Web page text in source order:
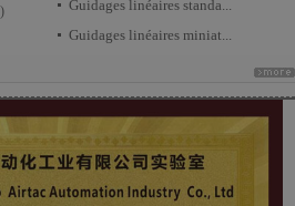
Guidages linéaires standa...
Guidages linéaires miniat...